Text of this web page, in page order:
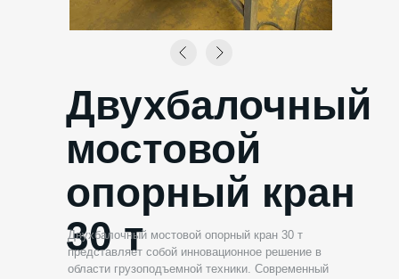
Двухбалочный
мостовой
опорный кран
30 т
Двухбалочный мостовой опорный кран 30 т
представляет собой инновационное решение в
области грузоподъемной техники. Современный